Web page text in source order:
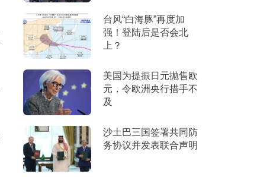
台风“白海豚”再度加
强！登陆后是否会北
上？
美国为提振日元抛售欧
元，令欧洲央行措手不
及
沙土巴三国签署共同防
务协议并发表联合声明